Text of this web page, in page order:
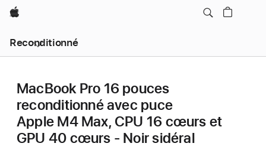
Apple
Reconditionné
MacBook Pro 16 pouces
reconditionné avec puce
Apple M4 Max, CPU 16 cœurs et
GPU 40 cœurs - Noir sidéral